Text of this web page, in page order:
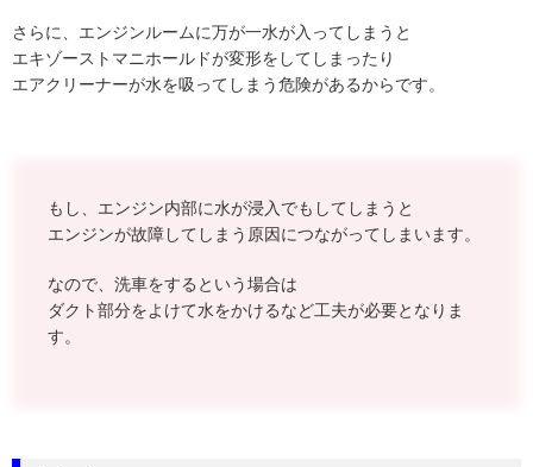
さらに、エンジンルームに万が一水が入ってしまうと
エキゾーストマニホールドが変形をしてしまったり
エアクリーナーが水を吸ってしまう危険があるからです。
もし、エンジン内部に水が浸入でもしてしまうと
エンジンが故障してしまう原因につながってしまいます。
なので、洗車をするという場合は
ダクト部分をよけて水をかけるなど工夫が必要となりま
す。